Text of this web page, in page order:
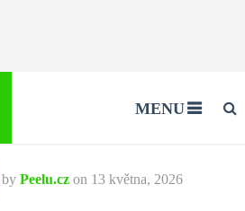
MENU
by Peelu.cz on 13 května, 2026